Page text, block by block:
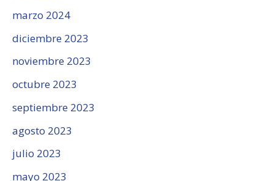
marzo 2024
diciembre 2023
noviembre 2023
octubre 2023
septiembre 2023
agosto 2023
julio 2023
mayo 2023